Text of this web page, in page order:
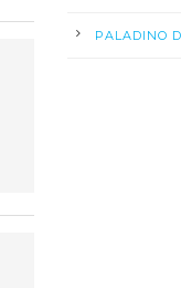
PALADINO